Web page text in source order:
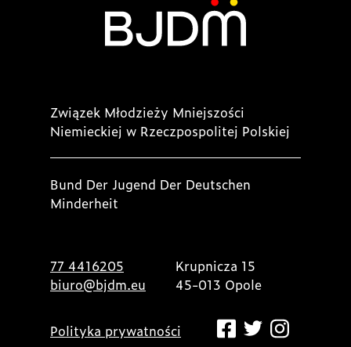
Związek Młodzieży Mniejszości
Niemieckiej w Rzeczpospolitej Polskiej
Bund Der Jugend Der Deutschen
Minderheit
77 4416205
biuro@bjdm.eu
Krupnicza 15
45-013 Opole
Polityka prywatności